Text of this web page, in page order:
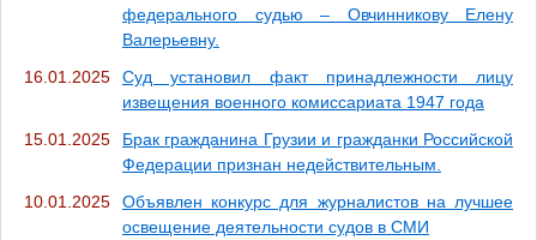
федерального судью – Овчинникову Елену
Валерьевну.
16.01.2025
Суд установил факт принадлежности лицу
извещения военного комиссариата 1947 года
15.01.2025
Брак гражданина Грузии и гражданки Российской
Федерации признан недействительным.
10.01.2025
Объявлен конкурс для журналистов на лучшее
освещение деятельности судов в СМИ